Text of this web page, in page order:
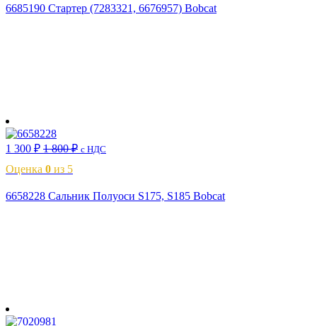
6685190 Стартер (7283321, 6676957) Bobcat
1 300 ₽ 1 800₽ с НДС
Оценка 0 из 5
6658228 Сальник Полуоси S175, S185 Bobcat